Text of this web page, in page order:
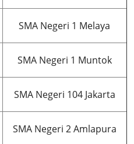
SMA Negeri 1 Melaya
SMA Negeri 1 Muntok
SMA Negeri 104 Jakarta
SMA Negeri 2 Amlapura